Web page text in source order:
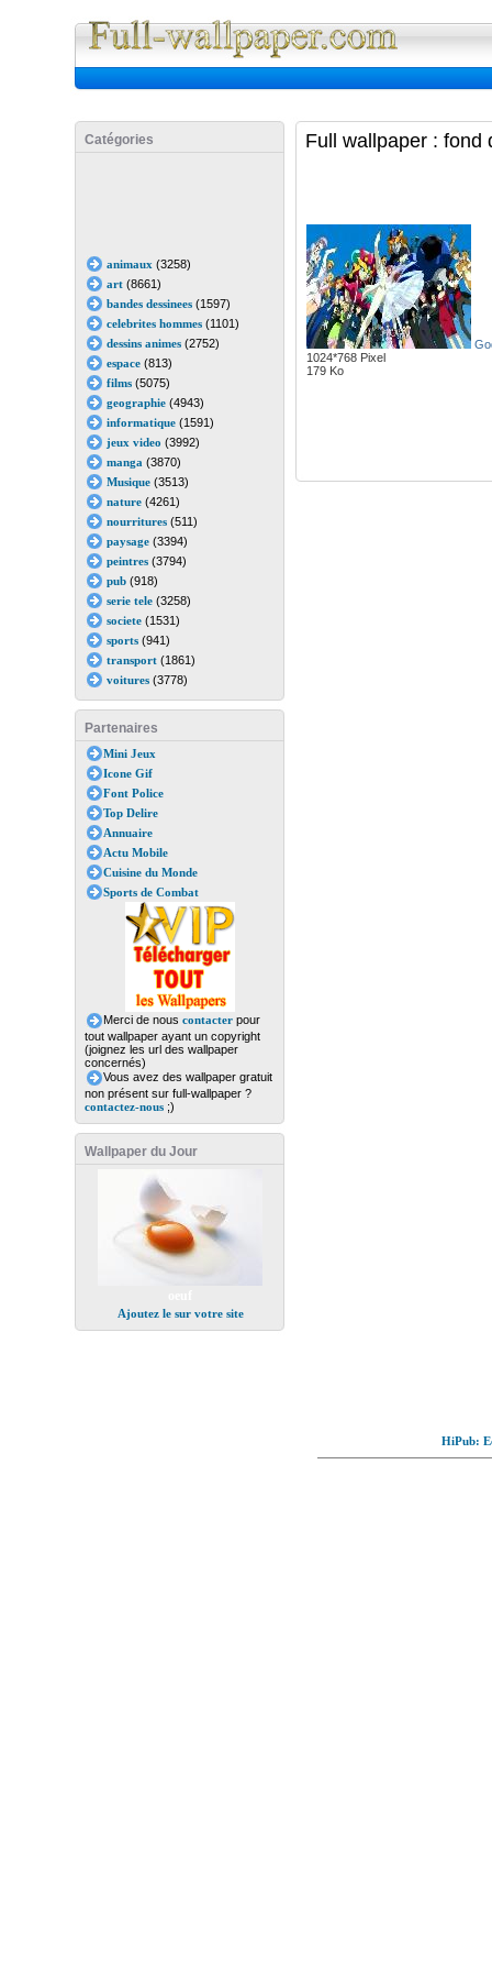
Catégories
animaux (3258)
art(8661)
bandes dessinees(1597)
celebrites hommes(1101)
dessins animes(2752)
espace(813)
films(5075)
geographie(4943)
informatique(1591)
jeux video (3992)
manga (3870)
Musique(3513)
nature(4261)
nourritures(511)
paysage(3394)
peintres(3794)
pub(918)
serie tele(3258)
societe(1531)
sports(941)
transport(1861)
voitures(3778)
Partenaires
Mini Jeux
Icone Gif
Font Police
Top Delire
Annuaire
Actu Mobile
Cuisine du Monde
Sports de Combat
Merci de nous contacterpour
tout wallpaper ayant un copyright
(joignez les url des wallpaper
concernés)
Vous avez des wallpaper gratuit
non présent sur full-wallpaper ?
contactez-nous;)
Wallpaper du Jour
Ajoutez le sur votre site
Full wallpaper : fond
1024*768 Pixel
179 Ko
HiPub: